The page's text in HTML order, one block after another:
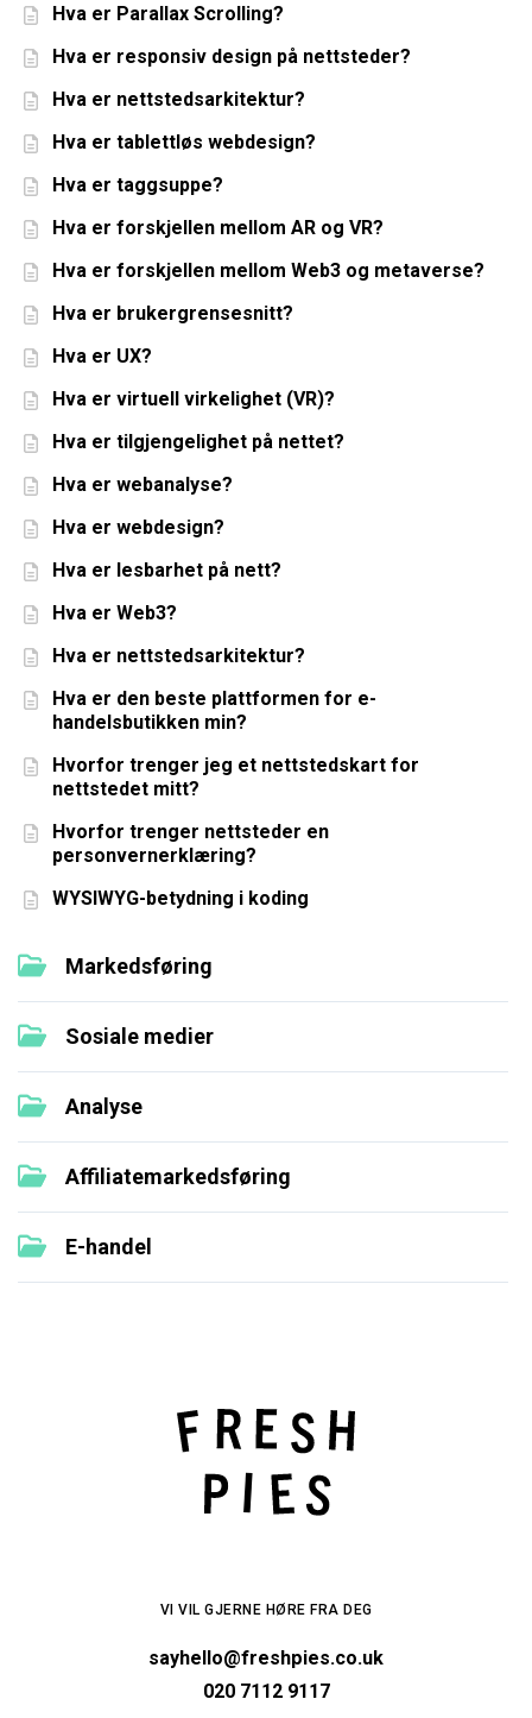
Hva er Parallax Scrolling?
Hva er responsiv design på nettsteder?
Hva er nettstedsarkitektur?
Hva er tablettløs webdesign?
Hva er taggsuppe?
Hva er forskjellen mellom AR og VR?
Hva er forskjellen mellom Web3 og metaverse?
Hva er brukergrensesnitt?
Hva er UX?
Hva er virtuell virkelighet (VR)?
Hva er tilgjengelighet på nettet?
Hva er webanalyse?
Hva er webdesign?
Hva er lesbarhet på nett?
Hva er Web3?
Hva er nettstedsarkitektur?
Hva er den beste plattformen for e-
handelsbutikken min?
Hvorfor trenger jeg et nettstedskart for
nettstedet mitt?
Hvorfor trenger nettsteder en
personvernerklæring?
WYSIWYG-betydning i koding
Markedsføring
Sosiale medier
Analyse
Affiliatemarkedsføring
E-handel
VI VIL GJERNE HØRE FRA DEG
sayhello@freshpies.co.uk
020 7112 9117